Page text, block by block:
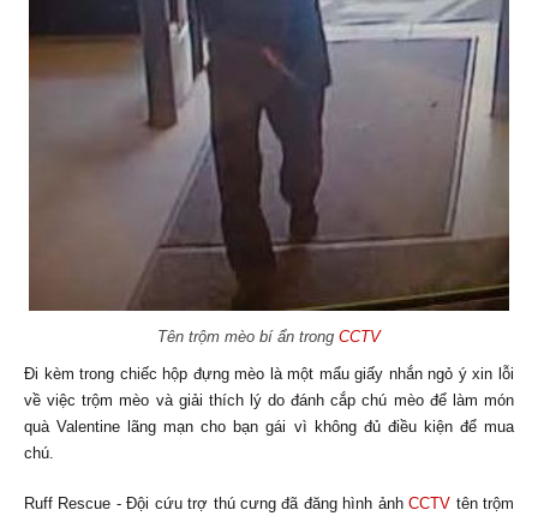
Tên trộm mèo bí ẩn trong CCTV
Đi kèm trong chiếc hộp đựng mèo là một mẩu giấy nhắn ngỏ ý xin lỗi
về việc trộm mèo và giải thích lý do đánh cắp chú mèo để làm món
quà Valentine lãng mạn cho bạn gái vì không đủ điều kiện để mua
chú.
Ruff Rescue - Đội cứu trợ thú cưng đã đăng hình ảnhCCTV tên trộm